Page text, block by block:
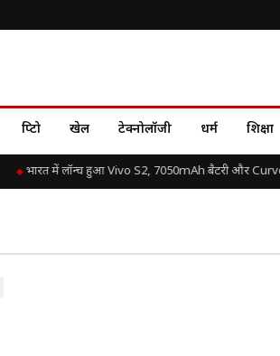
क्रिप्टो खेल टेक्नोलॉजी धर्म शिक्षा
भारत में लॉन्च हुआ Vivo S2, 7050mAh बैटरी और